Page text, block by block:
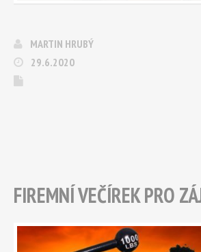
MARTIN HRUBÝ
29.6.2020
FIREMNÍ VEČÍREK PRO